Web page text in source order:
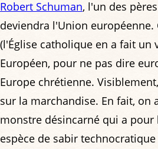
Robert Schuman, l'un des
deviendra l'Union européenne.
(l'Église catholique en a fait un
Européen, pour ne pas dire
Europe chrétienne.
sur la marchandise. En fait, on
monstre désincarné qui a pour
espèce de sabir